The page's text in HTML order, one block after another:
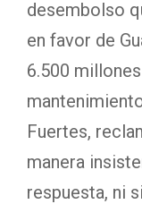
desembolso
en favor de
6.500
Fuertes,
manera
respuesta, ni